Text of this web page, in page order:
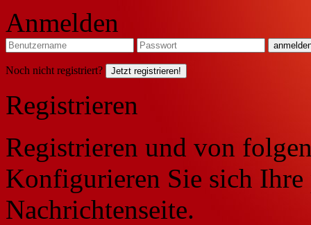
Anmelden
Noch nicht registriert? Jetzt registrieren!
Registrieren
Registrieren und von
Konfigurieren Sie sich
Nachrichtenseite.